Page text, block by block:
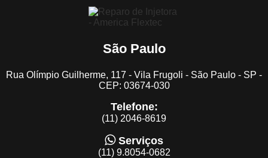
São Paulo
Rua Olímpio Guilherme, 117 - Vila Frugoli - São Paulo - SP -
CEP: 03674-030
Telefone:
(11) 2046-8619
Serviços
(11) 9.8054-0682